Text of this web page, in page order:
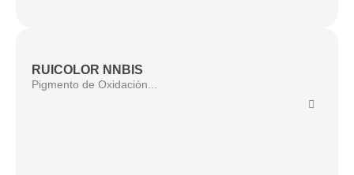
RUICOLOR NNBIS
Pigmento de Oxidación...